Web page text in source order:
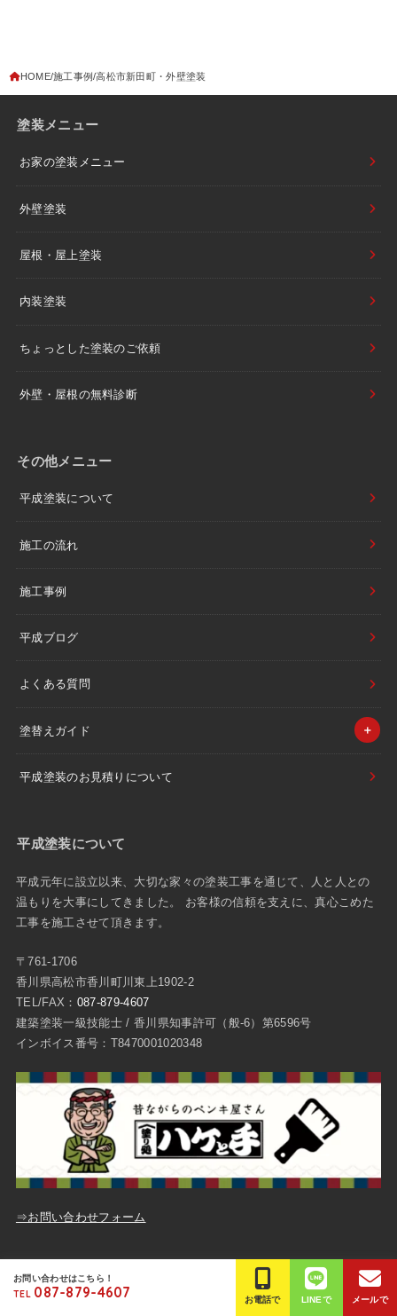
HOME 施工事例 高松市新田町・外壁塗装
塗装メニュー
お家の塗装メニュー
外壁塗装
屋根・屋上塗装
内装塗装
ちょっとした塗装のご依頼
外壁・屋根の無料診断
その他メニュー
平成塗装について
施工の流れ
施工事例
平成ブログ
よくある質問
塗替えガイド
平成塗装のお見積りについて
平成塗装について
平成元年に設立以来、大切な家々の塗装工事を通じて、人と人との
温もりを大事にしてきました。 お客様の信頼を支えに、真心こめた
工事を施工させて頂きます。
〒761-1706
香川県高松市香川町川東上1902-2
TEL/FAX： 087-879-4607
建築塗装一級技能士 / 香川県知事許可（般-6）第6596号
インボイス番号：T8470001020348
⇒お問い合わせフォーム
プライバシーポリシー
© Copyright高松市の外壁塗装は平成塗装.All Rights Reserved.
お問い合わせはこちら！
TEL 087-879-4607 お電話で LINEで メールで